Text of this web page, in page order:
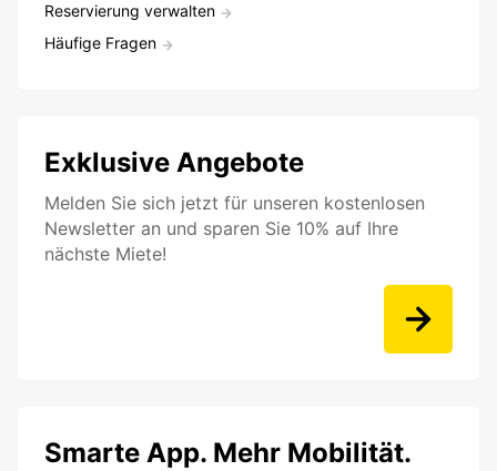
Reservierung verwalten
Häufige Fragen
Exklusive Angebote
Melden Sie sich jetzt für unseren kostenlosen
Newsletter an und sparen Sie 10% auf Ihre
nächste Miete!
Smarte App. Mehr Mobilität.